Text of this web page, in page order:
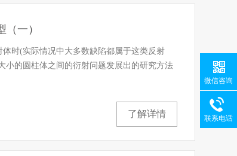
一）
时(实际情况中大多数缺陷都属于这类反射
小的圆柱体之间的衍射问题发展出的研究方法
了解详情
微信咨询
联系电话